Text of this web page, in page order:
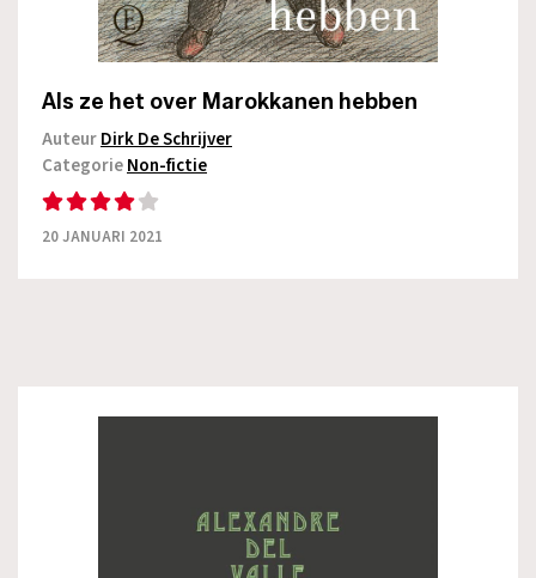
Als ze het over Marokkanen hebben
AuteurDirk De Schrijver
CategorieNon-fictie
20 JANUARI 2021